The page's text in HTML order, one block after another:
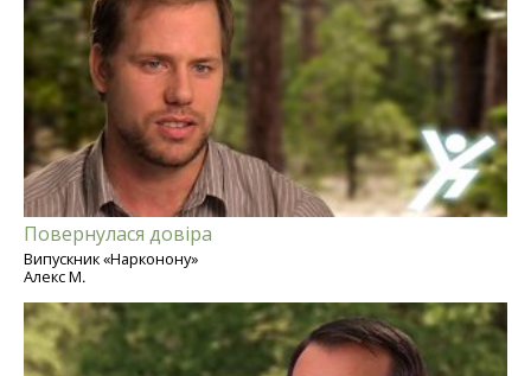
Повернулася довіра
Випускник «Нарконону»
Алекс М.